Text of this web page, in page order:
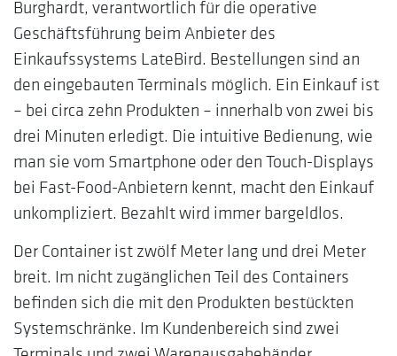
Burghardt, verantwortlich für die operative
Geschäftsführung beim Anbieter des
Einkaufssystems LateBird. Bestellungen sind an
den eingebauten Terminals möglich. Ein Einkauf ist
– bei circa zehn Produkten – innerhalb von zwei bis
drei Minuten erledigt. Die intuitive Bedienung, wie
man sie vom Smartphone oder den Touch-Displays
bei Fast-Food-Anbietern kennt, macht den Einkauf
unkompliziert. Bezahlt wird immer bargeldlos.
Der Container ist zwölf Meter lang und drei Meter
breit. Im nicht zugänglichen Teil des Containers
befinden sich die mit den Produkten bestückten
Systemschränke. Im Kundenbereich sind zwei